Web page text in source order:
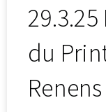
du
Renens